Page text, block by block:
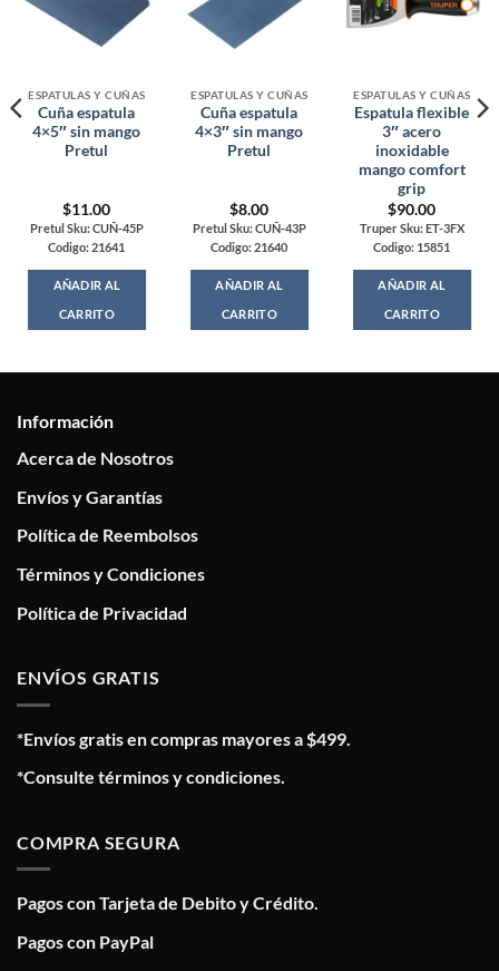
ESPATULAS Y CUÑAS
Cuña espatula
4×5″ sin mango
Pretul
$11.00
Pretul Sku: CUÑ-45P
Codigo: 21641
AÑADIR AL
CARRITO
ESPATULAS Y CUÑAS
Cuña espatula
4×3″ sin mango
Pretul
$8.00
Pretul Sku: CUÑ-43P
Codigo: 21640
AÑADIR AL
CARRITO
ESPATULAS Y CUÑAS
Espatula flexible
3″ acero
inoxidable
mango comfort
grip
$90.00
Truper Sku: ET-3FX
Codigo: 15851
AÑADIR AL
CARRITO
Información
Acerca de Nosotros
Envíos y Garantías
Política de Reembolsos
Términos y Condiciones
Política de Privacidad
ENVÍOS GRATIS
*Envíos gratis en compras mayores a $499.
*Consulte términos y condiciones.
COMPRA SEGURA
Pagos con Tarjeta de Debito y Crédito.
Pagos con PayPal